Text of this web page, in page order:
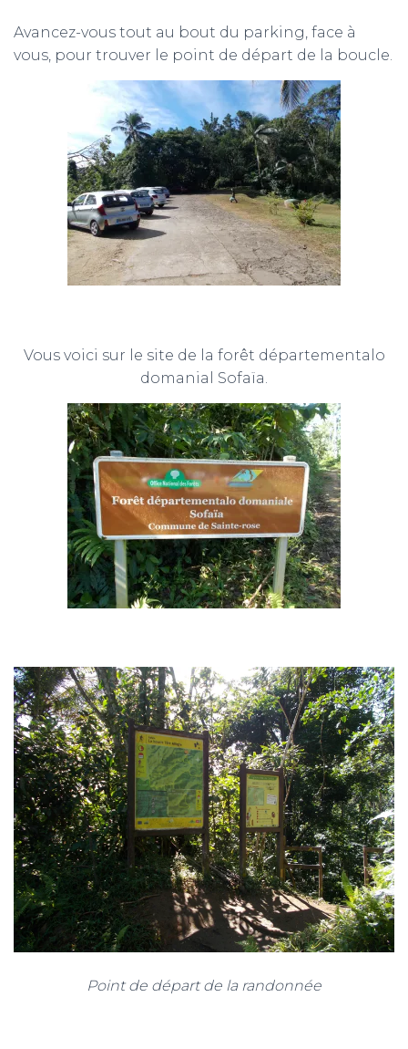
Avancez-vous tout au bout du parking, face à
vous, pour trouver le point de départ de la boucle.
Vous voici sur le site de la forêt départementalo
domanial Sofaïa.
Point de départ de la randonnée